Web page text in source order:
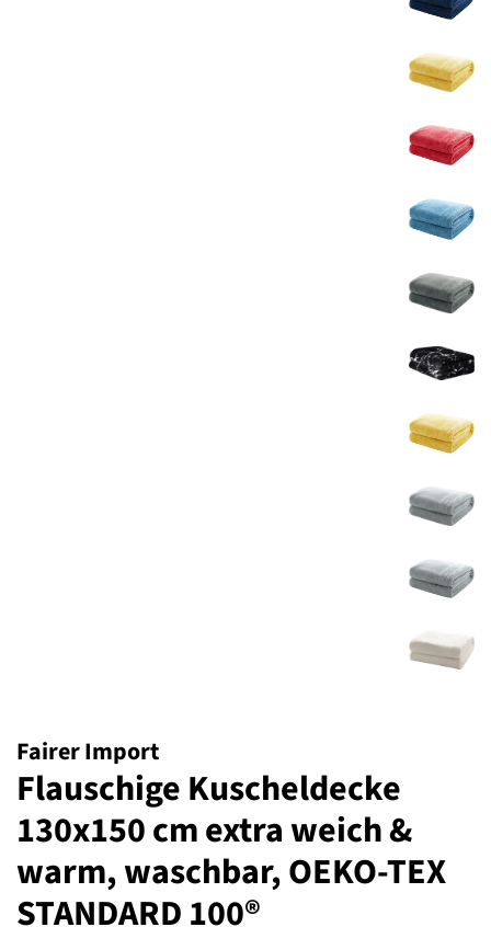
Fairer Import
Flauschige Kuscheldecke
130x150 cm extra weich &
warm, waschbar, OEKO-TEX
STANDARD 100®